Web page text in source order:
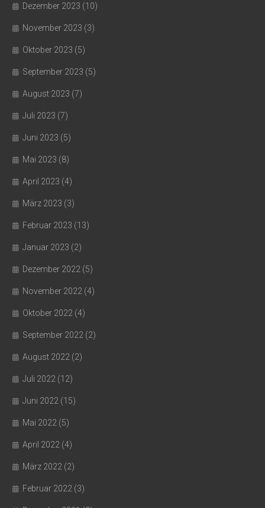
Dezember 2023 (10)
November 2023 (3)
Oktober 2023 (5)
September 2023 (5)
August 2023 (7)
Juli 2023 (7)
Juni 2023 (5)
Mai 2023 (8)
April 2023 (4)
März 2023 (3)
Februar 2023 (13)
Januar 2023 (2)
Dezember 2022 (5)
November 2022 (4)
Oktober 2022 (4)
September 2022 (2)
August 2022 (2)
Juli 2022 (12)
Juni 2022 (15)
Mai 2022 (5)
April 2022 (4)
März 2022 (2)
Februar 2022 (3)